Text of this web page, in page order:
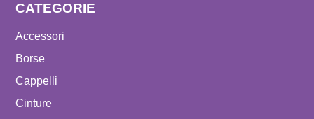
CATEGORIE
Accessori
Borse
Cappelli
Cinture